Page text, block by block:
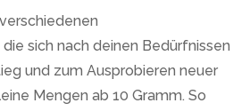
sich nach deinen Bedürfnissen
und zum Ausprobieren neuer
Mengen ab 10 Gramm. So